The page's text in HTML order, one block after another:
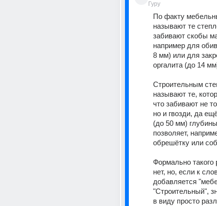
Гуру
По факту
называют те
забивают скобы
например для
8 мм) или для
оргалита (до 14
Строительным
называют те,
что забивают не
но и гвозди, да
(до 50 мм)
позволяет,
Формально такого
нет, но, если к
добавляется
"Строительный",
в виду просто